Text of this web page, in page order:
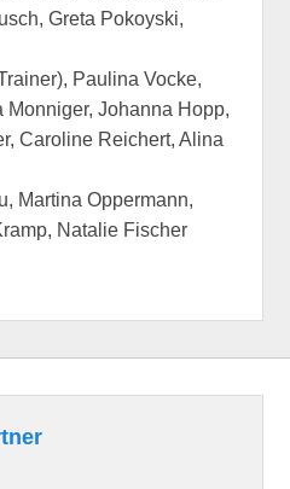
Greta Pokoyski,
Paulina Vocke,
Monniger, Johanna Hopp,
Caroline Reichert, Alina
Martina Oppermann,
Natalie Fischer